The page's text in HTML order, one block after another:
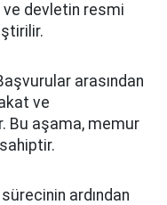
devletin resmi
arasından
ve
Bu aşama, memur
ardından